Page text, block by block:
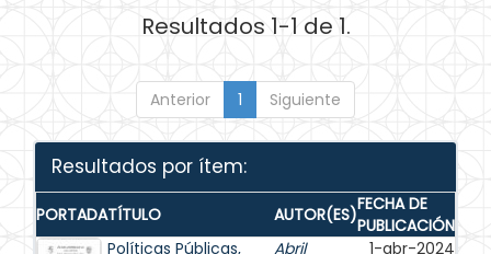
Resultados 1-1 de 1.
Anterior 1 Siguiente
Resultados por ítem:
PORTADATÍTULO AUTOR(ES)FECHA DE
PUBLICACIÓN
Políticas Públicas,
Abril
1-abr-2024